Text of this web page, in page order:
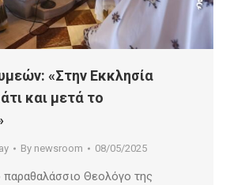
«Στην Εκκλησία
και μετά το
By newsroom 08/05/2025
Θεολόγο της